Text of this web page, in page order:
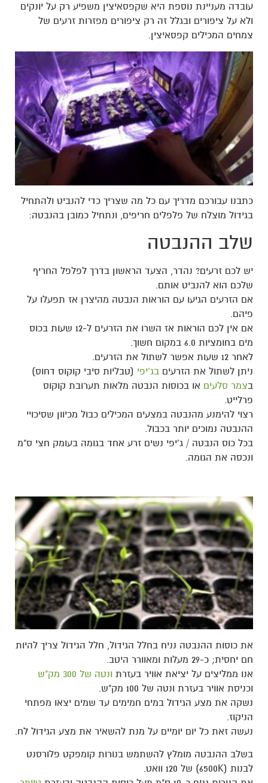
עובדה מעניינת נוספת היא שקפסאיצין משפיע רק על יונקים
ולא על ציפורים ובגלל זה רק ציפורים מפזרות זרעים של
צמחים המכילים קפסאיצין.
כתבנו עבורכם מדריך עם כל מה שצריך כדי להנביט ולהתחיל
בגידול מוצלח של פלפלים חריפים, ונתחיל כמובן בהנבטה:
שלב ההנבטה
יש לכם זרעים? נהדר, הצעד הראשון בדרך לפלפל החריף
שלכם הוא להנביט אותם.
אם הזרעים הגיעו עם הוראות הנבטה מהיצרן אז תפעלו על
פיהם.
אם אין לכם הוראות אז השרו את הזרעים ל-12 שעות בכוס
מים בחומציות 6.0 במקום חשוך.
לאחר 12 שעות אפשר לשתול את הזרעים.
ניתן לשתול את הזרעים בג'יפי (טבליות סיבי קוקוס דחוס)
בצמר סלעים או בכוסות הנבטה מלאות תערובת קוקוס
פרלייט.
רצוי להימנע מהנבטה במצעים המכילים כבול מכיוון שסיכויי
ההנבטה נמוכים יותר בכבול.
בכל כוס הנבטה / ג'יפי נשים זרע אחד בגומה בעומק חצי ס"מ
ונכסה את הגומה.
את כוסות ההנבטה נניח בחלל הגידול, חלל הגידול צריך להיות
חם יחסית; כ-29 מעלות ומאוורר היטב.
אנו ממליצים על יציאת אוויר בעזרת ונטה של 300 מק"ש
וכניסת אוויר בעזרת ונטה של 100 מק"ש.
נשקה את מצע הגידול במים חמימים עד שמים יצאו מפתחי
הניקוז.
נעשה זאת כל יום יומיים על מנת להשאיר את מצע הגידול לח.
בשלב ההנבטה מומלץ להשתמש בנורות קומפקט פלורסנט
לבנות (6500K) של 120 וואט.